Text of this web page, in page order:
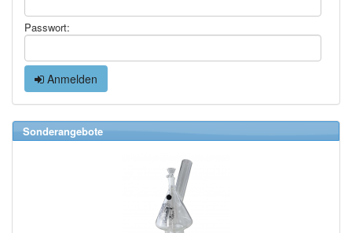
Passwort:
Anmelden
Sonderangebote